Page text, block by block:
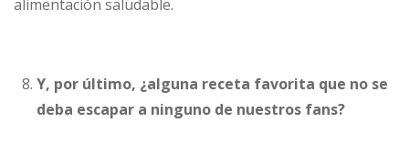
alimentación saludable.
Y, por último, ¿alguna receta favorita que no se
deba escapar a ninguno de nuestros fans?